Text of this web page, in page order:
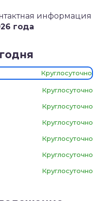
информация
года
Круглосуточно
Круглосуточно
Круглосуточно
Круглосуточно
Круглосуточно
Круглосуточно
Круглосуточно